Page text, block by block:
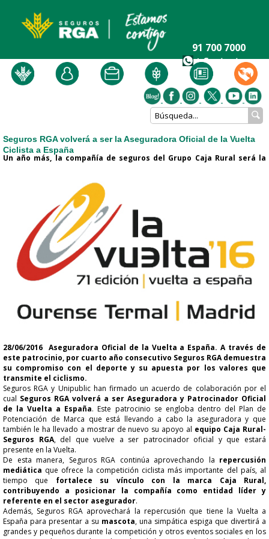
91 700 7000
+ Contacto
Seguros RGA volverá a ser la Aseguradora Oficial de la Vuelta
Ciclista a España
28/06/2016
Un año más, la compañía de seguros del Grupo Caja Rural será la
Aseguradora Oficial de la Vuelta a España. A través de
este patrocinio, por cuarto año consecutivo Seguros RGA demuestra
su compromiso con el deporte y su apuesta por los valores que
transmite el ciclismo.
Seguros RGA y Unipublic han firmado un acuerdo de colaboración por el
cual Seguros RGA volverá a ser Aseguradora y Patrocinador Oficial
de la Vuelta a España. Este patrocinio se engloba dentro del Plan de
Potenciación de Marca que está llevando a cabo la aseguradora y que
también le ha llevado a mostrar de nuevo su apoyo al equipo Caja Rural-
Seguros RGA, del que vuelve a ser patrocinador oficial y que estará
presente en la Vuelta.
De esta manera, Seguros RGA continúa aprovechando la repercusión
mediática que ofrece la competición ciclista más importante del país, al
tiempo que fortalece su vínculo con la marca Caja Rural,
contribuyendo a posicionar la compañía como entidad líder y
referente en el sector asegurador.
Además, Seguros RGA aprovechará la repercusión que tiene la Vuelta a
España para presentar a su mascota, una simpática espiga que divertirá a
grandes y pequeños durante la competición y otros eventos sociales en los